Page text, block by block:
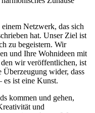
Netzwerk, das sich
hat. Unser Ziel ist
zu begeistern. Wir
und Ihre Wohnideen mit
wir veröffentlichen, ist
Überzeugung wider, dass
es ist eine Kunst.
kommen und gehen,
und